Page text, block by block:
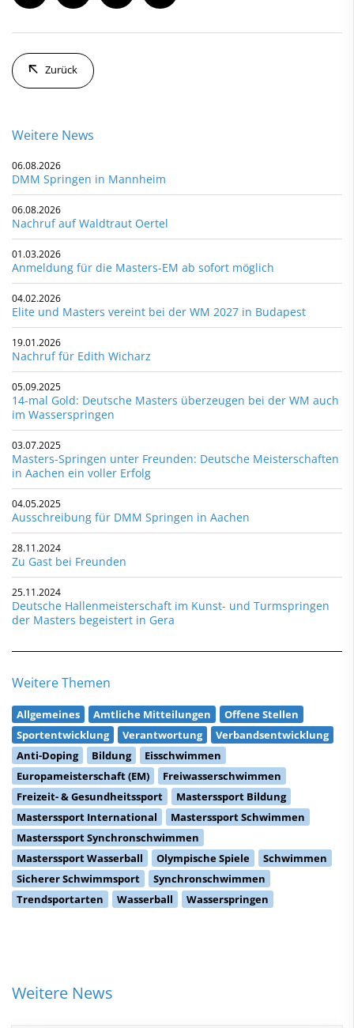
Zurück
Weitere News
06.08.2026
DMM Springen in Mannheim
06.08.2026
Nachruf auf Waldtraut Oertel
01.03.2026
Anmeldung für die Masters-EM ab sofort möglich
04.02.2026
Elite und Masters vereint bei der WM 2027 in Budapest
19.01.2026
Nachruf für Edith Wicharz
05.09.2025
14-mal Gold: Deutsche Masters überzeugen bei der WM auch
im Wasserspringen
03.07.2025
Masters-Springen unter Freunden: Deutsche Meisterschaften
in Aachen ein voller Erfolg
04.05.2025
Ausschreibung für DMM Springen in Aachen
28.11.2024
Zu Gast bei Freunden
25.11.2024
Deutsche Hallenmeisterschaft im Kunst- und Turmspringen
der Masters begeistert in Gera
Weitere Themen
Allgemeines Amtliche Mitteilungen
Offene Stellen
Sportentwicklung
Verantwortung
Verbandsentwicklung
Anti-Doping
Bildung
Eisschwimmen
Europameisterschaft (EM)
Freiwasserschwimmen
Freizeit- & Gesundheitssport
Masterssport Bildung
Masterssport International
Masterssport Schwimmen
Masterssport Synchronschwimmen
Masterssport Wasserball
Olympische Spiele
Schwimmen
Sicherer Schwimmsport
Synchronschwimmen
Trendsportarten
Wasserball Wasserspringen
Weitere News